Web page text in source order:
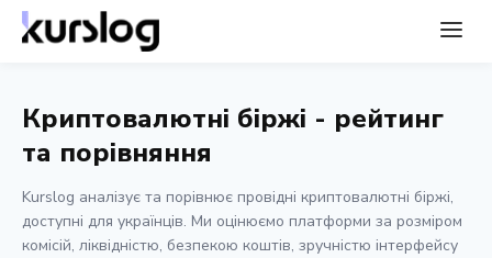
Криптовалютні біржі - рейтинг
та порівняння
Kurslog аналізує та порівнює провідні криптовалютні біржі,
доступні для українців. Ми оцінюємо платформи за розміром
комісій, ліквідністю, безпекою коштів, зручністю інтерфейсу